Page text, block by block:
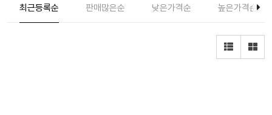
최근등록순 판매많은순 낮은가격순 높은가격순